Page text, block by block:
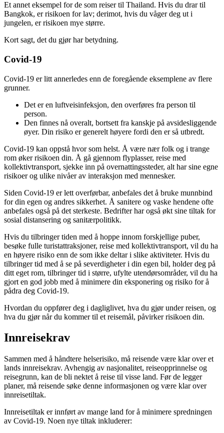
Et annet eksempel for de som reiser til Thailand. Hvis du drar til
Bangkok, er risikoen for lav; derimot, hvis du våger deg ut i
jungelen, er risikoen mye større.
Kort sagt, det du gjør har betydning.
Covid-19
Covid-19 er litt annerledes enn de foregående eksemplene av flere
grunner.
Det er en luftveisinfeksjon, den overføres fra person til
person.
Den finnes nå overalt, bortsett fra kanskje på avsidesliggende
øyer. Din risiko er generelt høyere fordi den er så utbredt.
Covid-19 kan oppstå hvor som helst. Å være nær folk og i trange
rom øker risikoen din. Å gå gjennom flyplasser, reise med
kollektivtransport, sjekke inn på overnattingssteder, alt har sine egne
risikoer og ulike nivåer av interaksjon med mennesker.
Siden Covid-19 er lett overførbar, anbefales det å bruke munnbind
for din egen og andres sikkerhet. Å sanitere og vaske hendene ofte
anbefales også på det sterkeste. Bedrifter har også økt sine tiltak for
sosial distansering og sanitærpolitikk.
Hvis du tilbringer tiden med å hoppe innom forskjellige puber,
besøke fulle turistattraksjoner, reise med kollektivtransport, vil du ha
en høyere risiko enn de som ikke deltar i slike aktiviteter. Hvis du
tilbringer tid med å se på severdigheter i din egen bil, holder deg på
ditt eget rom, tilbringer tid i større, ufylte utendørsområder, vil du ha
gjort en god jobb med å minimere din eksponering og risiko for å
pådra deg Covid-19.
Hvordan du oppfører deg i dagliglivet, hva du gjør under reisen, og
hva du gjør når du kommer til et reisemål, påvirker risikoen din.
Innreisekrav
Sammen med å håndtere helserisiko, må reisende være klar over et
lands innreisekrav. Avhengig av nasjonalitet, reiseopprinnelse og
reisegrunn, kan de bli nektet å reise til visse land. Før de legger
planer, må reisende søke denne informasjonen og være klar over
innreisetiltak.
Innreisetiltak er innført av mange land for å minimere spredningen
av Covid-19. Noen nye tiltak inkluderer: